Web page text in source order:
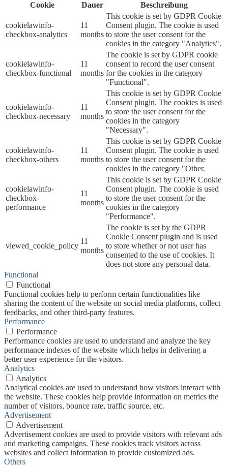
Cookie Dauer Beschreibung
cookielawinfo-
checkbox-analytics
11
months
This cookie is set by GDPR Cookie
Consent plugin. The cookie is used
to store the user consent for the
cookies in the category "Analytics".
cookielawinfo-
checkbox-functional
11
months
The cookie is set by GDPR cookie
consent to record the user consent
for the cookies in the category
"Functional".
cookielawinfo-
checkbox-necessary
11
months
This cookie is set by GDPR Cookie
Consent plugin. The cookies is used
to store the user consent for the
cookies in the category
"Necessary".
cookielawinfo-
checkbox-others
11
months
This cookie is set by GDPR Cookie
Consent plugin. The cookie is used
to store the user consent for the
cookies in the category "Other.
cookielawinfo-
checkbox-
performance
11
months
This cookie is set by GDPR Cookie
Consent plugin. The cookie is used
to store the user consent for the
cookies in the category
"Performance".
viewed_cookie_policy
11
months
The cookie is set by the GDPR
Cookie Consent plugin and is used
to store whether or not user has
consented to the use of cookies. It
does not store any personal data.
Functional
Functional
Functional cookies help to perform certain functionalities like
sharing the content of the website on social media platforms, collect
feedbacks, and other third-party features.
Performance
Performance
Performance cookies are used to understand and analyze the key
performance indexes of the website which helps in delivering a
better user experience for the visitors.
Analytics
Analytics
Analytical cookies are used to understand how visitors interact with
the website. These cookies help provide information on metrics the
number of visitors, bounce rate, traffic source, etc.
Advertisement
Advertisement
Advertisement cookies are used to provide visitors with relevant ads
and marketing campaigns. These cookies track visitors across
websites and collect information to provide customized ads.
Others